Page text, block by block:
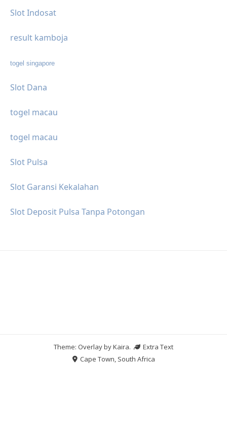
Slot Indosat
result kamboja
togel singapore
Slot Dana
togel macau
togel macau
Slot Pulsa
Slot Garansi Kekalahan
Slot Deposit Pulsa Tanpa Potongan
Theme: Overlay byKaira.
Extra Text
Cape Town, South Africa